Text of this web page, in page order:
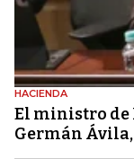
HACIENDA
El ministro de
Germán